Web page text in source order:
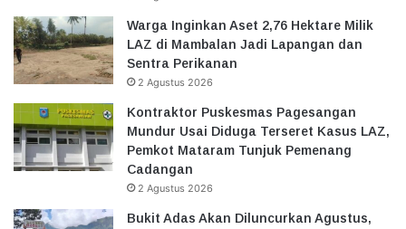
Warga Inginkan Aset 2,76 Hektare Milik
LAZ di Mambalan Jadi Lapangan dan
Sentra Perikanan
2 Agustus 2026
Kontraktor Puskesmas Pagesangan
Mundur Usai Diduga Terseret Kasus LAZ,
Pemkot Mataram Tunjuk Pemenang
Cadangan
2 Agustus 2026
Bukit Adas Akan Diluncurkan Agustus,